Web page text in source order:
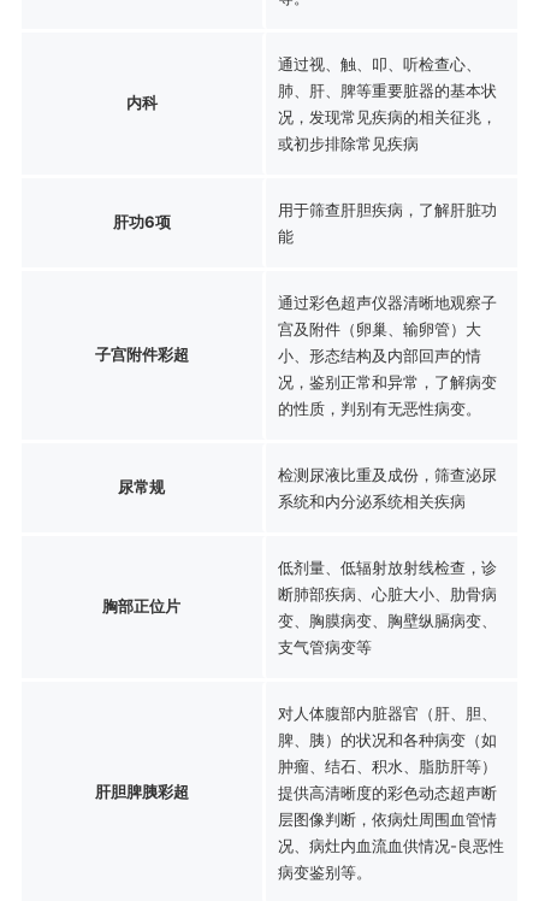
内科
通过视、触、叩、听检查心、
肺、肝、脾等重要脏器的基本状
况，发现常见疾病的相关征兆，
或初步排除常见疾病
肝功6项
用于筛查肝胆疾病，了解肝脏功
能
子宫附件彩超
通过彩色超声仪器清晰地观察子
宫及附件（卵巢、输卵管）大
小、形态结构及内部回声的情
况，鉴别正常和异常，了解病变
的性质，判别有无恶性病变。
尿常规
检测尿液比重及成份，筛查泌尿
系统和内分泌系统相关疾病
胸部正位片
低剂量、低辐射放射线检查，诊
断肺部疾病、心脏大小、肋骨病
变、胸膜病变、胸壁纵膈病变、
支气管病变等
肝胆脾胰彩超
对人体腹部内脏器官（肝、胆、
脾、胰）的状况和各种病变（如
肿瘤、结石、积水、脂肪肝等）
提供高清晰度的彩色动态超声断
层图像判断，依病灶周围血管情
况、病灶内血流血供情况-良恶性
病变鉴别等。